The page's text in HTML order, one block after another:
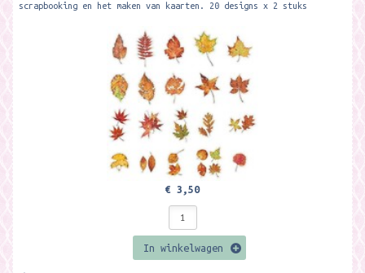
scrapbooking en het maken van kaarten. 20 designs x 2 stuks
€ 3,50
In winkelwagen